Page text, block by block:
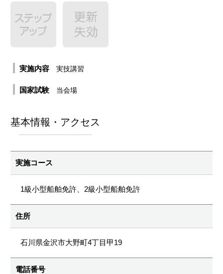
実施内容 実技講習
国家試験当会場
基本情報・アクセス
実施コース
1級小型船舶免許、2級小型船舶免許
住所
石川県金沢市大野町4丁目甲19
電話番号